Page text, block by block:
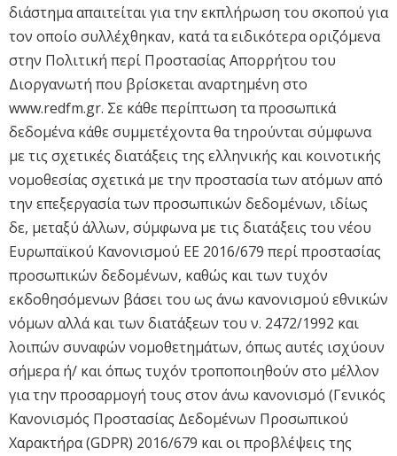
διάστημα απαιτείται για την εκπλήρωση του σκοπού για
τον οποίο συλλέχθηκαν, κατά τα ειδικότερα οριζόμενα
στην Πολιτική περί Προστασίας Απορρήτου του
Διοργανωτή που βρίσκεται αναρτημένη στο
www.redfm.gr. Σε κάθε περίπτωση τα προσωπικά
δεδομένα κάθε συμμετέχοντα θα τηρούνται σύμφωνα
με τις σχετικές διατάξεις της ελληνικής και κοινοτικής
νομοθεσίας σχετικά με την προστασία των ατόμων από
την επεξεργασία των προσωπικών δεδομένων, ιδίως
δε, μεταξύ άλλων, σύμφωνα με τις διατάξεις του νέου
Ευρωπαϊκού Κανονισμού ΕΕ 2016/679 περί προστασίας
προσωπικών δεδομένων, καθώς και των τυχόν
εκδοθησόμενων βάσει του ως άνω κανονισμού εθνικών
νόμων αλλά και των διατάξεων του ν. 2472/1992 και
λοιπών συναφών νομοθετημάτων, όπως αυτές ισχύουν
σήμερα ή/ και όπως τυχόν τροποποιηθούν στο μέλλον
για την προσαρμογή τους στον άνω κανονισμό (Γενικός
Κανονισμός Προστασίας Δεδομένων Προσωπικού
Χαρακτήρα (GDPR) 2016/679 και οι προβλέψεις της